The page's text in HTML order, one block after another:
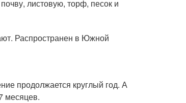
листовую, торф, песок и
Распространен в Южной
продолжается круглый год. А
месяцев.